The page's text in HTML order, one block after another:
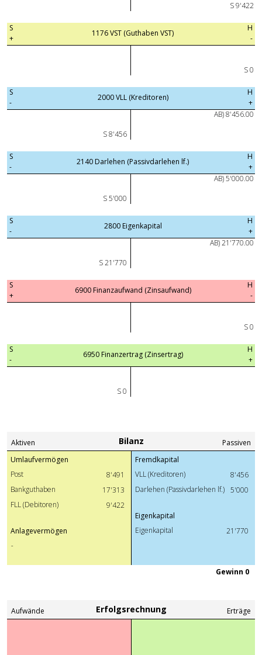
S 9'422
S
+
1176 VST (Guthaben VST)
H
-
S 0
S
-
2000 VLL (Kreditoren)
H
+
AB) 8'456.00
S 8'456
S
-
2140 Darlehen (Passivdarlehen lf.)
H
+
AB) 5'000.00
S 5'000
S
-
2800 Eigenkapital
H
+
AB) 21'770.00
S 21'770
S
+
6900 Finanzaufwand (Zinsaufwand)
H
-
S 0
S
-
6950 Finanzertrag (Zinsertrag)
H
+
S 0
Aktiven Bilanz
Passiven
Umlaufvermögen
Post
8'491
Bankguthaben
17'313
FLL (Debitoren)
9'422
Anlagevermögen
-
Fremdkapital
VLL (Kreditoren)
8'456
Darlehen (Passivdarlehen lf.) 5'000
Eigenkapital
Eigenkapital
21'770
Gewinn 0
Aufwände Erfolgsrechnung Erträge